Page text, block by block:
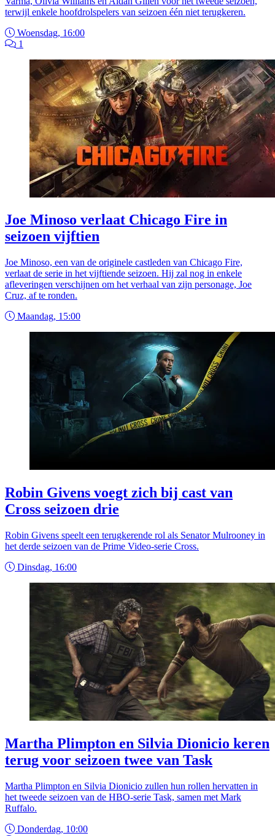
terwijl enkele hoofdrolspelers van seizoen één niet terugkeren.
Woensdag, 16:00
1
Joe Minoso verlaat Chicago Fire in
seizoen vijftien
Joe Minoso, een van de originele castleden van Chicago Fire,
verlaat de serie in het vijftiende seizoen. Hij zal nog in enkele
afleveringen verschijnen om het verhaal van zijn personage, Joe
Cruz, af te ronden.
Maandag, 15:00
Robin Givens voegt zich bij cast van
Cross seizoen drie
Robin Givens speelt een terugkerende rol als Senator Mulrooney in
het derde seizoen van de Prime Video-serie Cross.
Dinsdag, 16:00
Martha Plimpton en Silvia Dionicio keren
terug voor seizoen twee van Task
Martha Plimpton en Silvia Dionicio zullen hun rollen hervatten in
het tweede seizoen van de HBO-serie Task, samen met Mark
Ruffalo.
Donderdag, 10:00